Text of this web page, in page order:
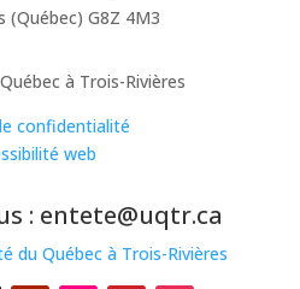
(Québec) G8Z 4M3
à Trois-Rivières
confidentialité
web
: entete@uqtr.ca
du Québec à Trois-Rivières